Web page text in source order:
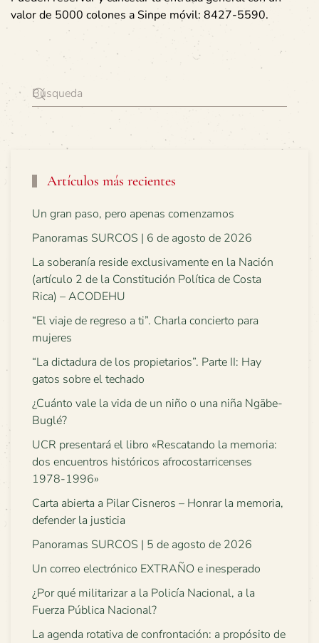
valor de 5000 colones a Sinpe móvil: 8427-5590.
Artículos más recientes
Un gran paso, pero apenas comenzamos
Panoramas SURCOS | 6 de agosto de 2026
La soberanía reside exclusivamente en la Nación
(artículo 2 de la Constitución Política de Costa
Rica) – ACODEHU
“El viaje de regreso a ti”. Charla concierto para
mujeres
“La dictadura de los propietarios”. Parte II: Hay
gatos sobre el techado
¿Cuánto vale la vida de un niño o una niña Ngäbe-
Buglé?
UCR presentará el libro «Rescatando la memoria:
dos encuentros históricos afrocostarricenses
1978-1996»
Carta abierta a Pilar Cisneros – Honrar la memoria,
defender la justicia
Panoramas SURCOS | 5 de agosto de 2026
Un correo electrónico EXTRAÑO e inesperado
¿Por qué militarizar a la Policía Nacional, a la
Fuerza Pública Nacional?
La agenda rotativa de confrontación: a propósito de